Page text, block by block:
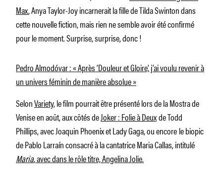
Max, Anya Taylor-Joy incarnerait la fille de Tilda Swinton dans
cette nouvelle fiction, mais rien ne semble avoir été confirmé
pour le moment. Surprise, surprise, donc !
Pedro Almodóvar : « Après ‘Douleur et Gloire’, j’ai voulu revenir à
un univers féminin de manière absolue »
SelonVariety, le film pourrait être présenté lors de la Mostra de
Venise en août, aux côtés deJoker : Folie à Deuxde Todd
Phillips, avec Joaquin Phoenix et Lady Gaga, ou encorele biopic
de Pablo Larraín consacré à la cantatrice Maria Callas, intitulé
Maria, avec dans le rôle titre, Angelina Jolie.